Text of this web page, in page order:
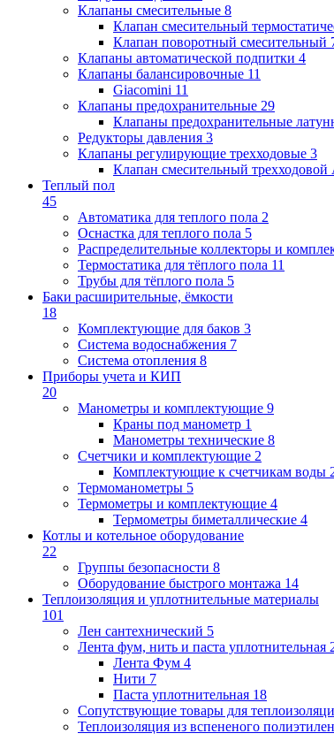
Клапаны cмесительные 8
Клапан cмесительный
Клапан поворотный cмесительный
Клапаны автоматической подпитки 4
Клапаны балансировочные 11
Giacomini 11
Клапаны предохранительные 29
Клапаны предохранительные
Редукторы давления 3
Клапаны регулирующие трехходовые 3
Клапан смесительный трехходовой
Теплый пол
45
Автоматика для теплого пола 2
Оснастка для теплого пола 5
Распределительные коллекторы и
Термостатика для тёплого пола 11
Трубы для тёплого пола 5
Баки расширительные, ёмкости
18
Комплектующие для баков 3
Система водоснабжения 7
Система отопления 8
Приборы учета и КИП
20
Манометры и комплектующие 9
Краны под манометр 1
Манометры технические 8
Счетчики и комплектующие 2
Комплектующие к счетчикам воды
Термоманометры 5
Термометры и комплектующие 4
Термометры биметаллические 4
Котлы и котельное оборудование
22
Группы безопасности 8
Оборудование быстрого монтажа 14
Теплоизоляция и уплотнительные материалы
101
Лен сантехнический 5
Лента фум, нить и паста уплотнительная
Лента Фум 4
Нити 7
Паста уплотнительная 18
Сопутствующие товары для
Теплоизоляция из вспененого